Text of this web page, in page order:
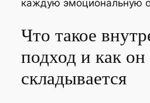
каждую эмоциональную
Что такое
подход и как он
складывается